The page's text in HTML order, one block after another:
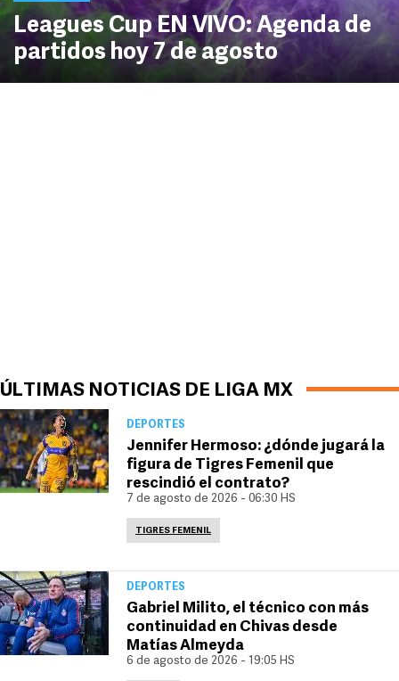
Leagues Cup EN VIVO: Agenda de
partidos hoy 7 de agosto
ÚLTIMAS NOTICIAS DE LIGA MX
DEPORTES
Jennifer Hermoso: ¿dónde jugará la
figura de Tigres Femenil que
rescindió el contrato?
7 de agosto de 2026 - 06:30 HS
TIGRES FEMENIL
DEPORTES
Gabriel Milito, el técnico con más
continuidad en Chivas desde
Matías Almeyda
6 de agosto de 2026 - 19:05 HS